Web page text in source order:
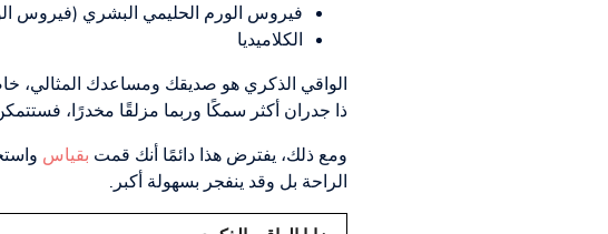
فيروس الورم الحليمي البشري (فيروس
الكلاميديا
الواقي الذكري هو صديقك ومساعدك المثالي،
ذا جدران أكثر سمكًا وربما مزلقًا مخدرًا،
ومع ذلك، يفترض هذا دائمًا أنك قمت بقياس
الراحة بل وقد ينفجر بسهولة أكبر.